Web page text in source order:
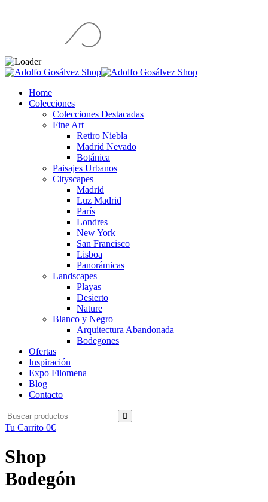
Home
Colecciones
Colecciones Destacadas
Fine Art
Retiro Niebla
Madrid Nevado
Botánica
Paisajes Urbanos
Cityscapes
Madrid
Luz Madrid
París
Londres
New York
San Francisco
Lisboa
Panorámicas
Landscapes
Playas
Desierto
Nature
Blanco y Negro
Arquitectura Abandonada
Bodegones
Ofertas
Inspiración
Expo Filomena
Blog
Contacto
Tu Carrito 0€
Shop
Bodegón